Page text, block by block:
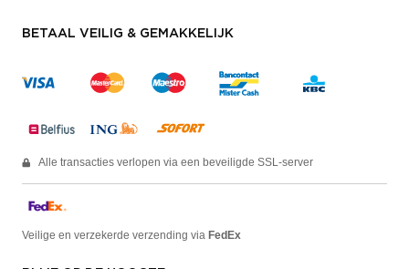
BETAAL VEILIG & GEMAKKELIJK
Alle transacties verlopen via een beveiligde SSL-server
Veilige en verzekerde verzending via FedEx